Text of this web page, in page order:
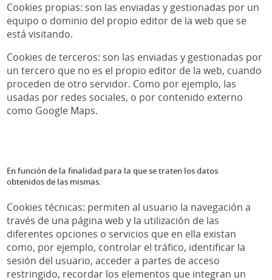
Cookies propias: son las enviadas y gestionadas por un
equipo o dominio del propio editor de la web que se
está visitando.
Cookies de terceros: son las enviadas y gestionadas por
un tercero que no es el propio editor de la web, cuando
proceden de otro servidor. Como por ejemplo, las
usadas por redes sociales, o por contenido externo
como Google Maps.
En función de la finalidad para la que se traten los datos
obtenidos de las mismas.
Cookies técnicas: permiten al usuario la navegación a
través de una página web y la utilización de las
diferentes opciones o servicios que en ella existan
como, por ejemplo, controlar el tráfico, identificar la
sesión del usuario, acceder a partes de acceso
restringido, recordar los elementos que integran un